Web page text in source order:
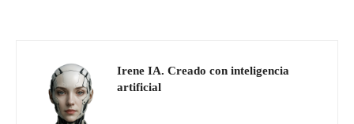
Irene IA. Creado con inteligencia
artificial